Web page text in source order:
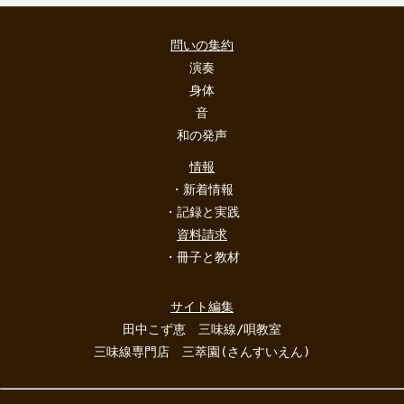
問いの集約
演奏
身体
音
和の発声
情報
・新着情報
・記録と実践
資料請求
・冊子と教材
サイト編集
田中こず恵 三味線/唄教室
三味線専門店 三萃園(さんすいえん)